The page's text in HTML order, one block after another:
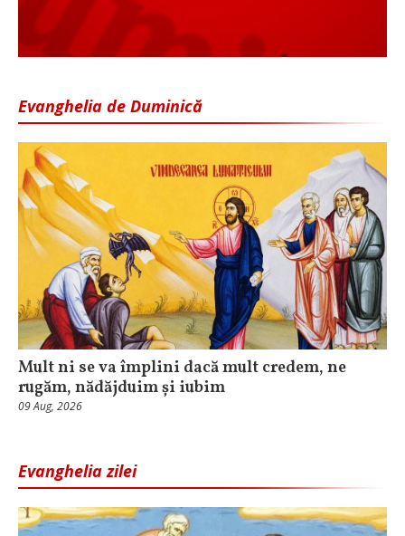
Evanghelia de Duminică
Mult ni se va împlini dacă mult credem, ne
rugăm, nădăjduim și iubim
09 Aug, 2026
Evanghelia zilei